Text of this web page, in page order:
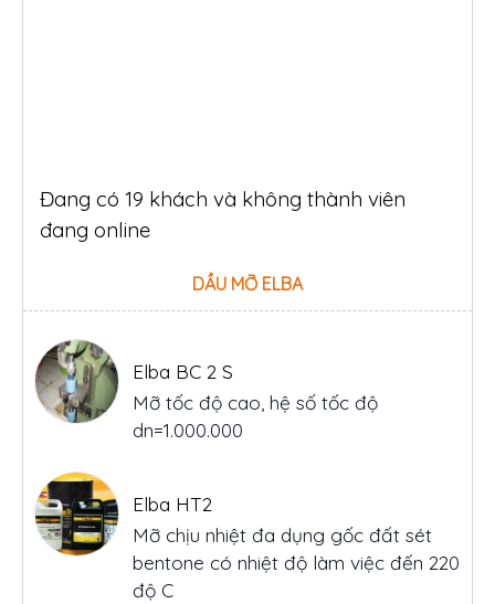
Đang có 19 khách và không thành viên
đang online
DẦU MỠ ELBA
Elba BC 2 S
Mỡ tốc độ cao, hệ số tốc độ
dn=1.000.000
Elba HT2
Mỡ chịu nhiệt đa dụng gốc đất sét
bentone có nhiệt độ làm việc đến 220
độ C